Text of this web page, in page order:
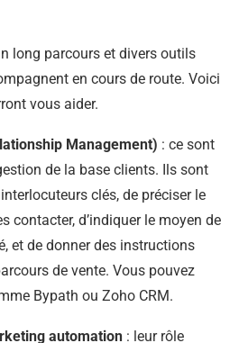
long parcours et divers outils
en cours de route. Voici
vous aider.
Management) : ce sont
de la base clients. Ils sont
clés, de préciser le
contacter, d’indiquer le moyen de
et de donner des instructions
de vente. Vous pouvez
Bypath ou Zoho CRM.
automation : leur rôle